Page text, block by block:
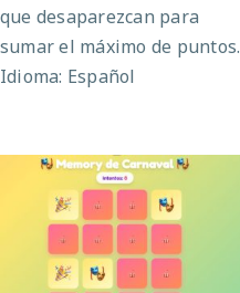
que desaparezcan para
sumar el máximo de puntos.
Idioma: Español
Memory de Carnaval